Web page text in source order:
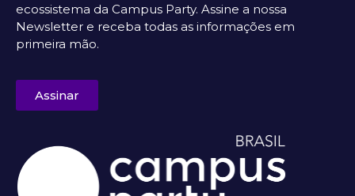
ecossistema da Campus Party. Assine a nossa
Newsletter e receba todas as informações em
primeira mão.
Assinar